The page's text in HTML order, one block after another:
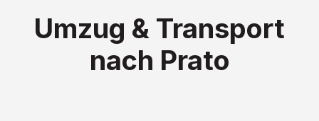
Umzug & Transport
nach Prato